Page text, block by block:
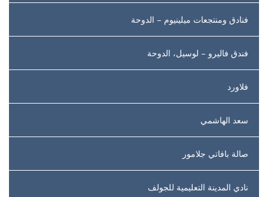
فنادق ومنتجعات ميلينيوم – الدوحة
فندق فاليرو – لوسيل، الدوحة
فلاورد
سعد الهاشمي
صالة بافاتي جلامور
نادي المدينة التعليمية للجولف